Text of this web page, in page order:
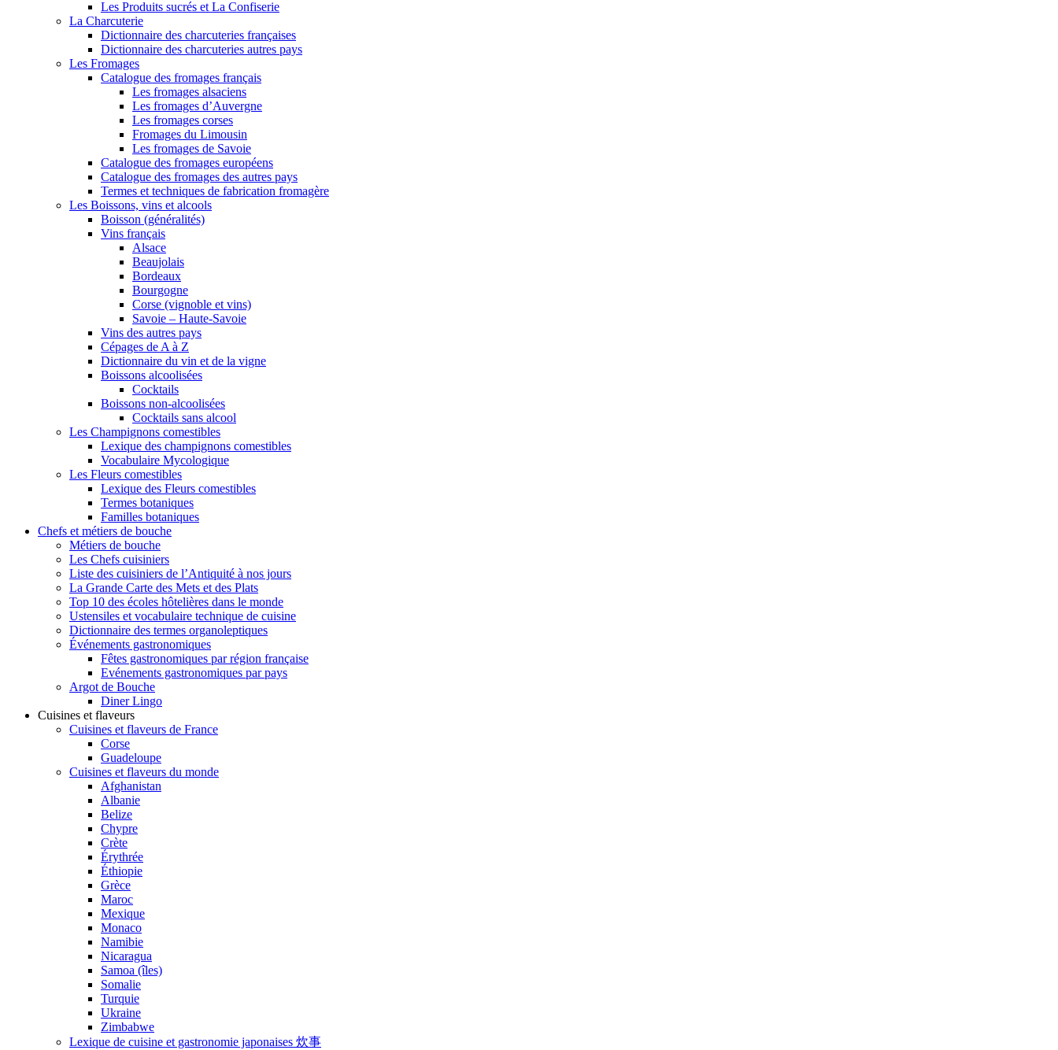
Les Produits sucrés et La Confiserie
La Charcuterie
Dictionnaire des charcuteries françaises
Dictionnaire des charcuteries autres pays
Les Fromages
Catalogue des fromages français
Les fromages alsaciens
Les fromages d’Auvergne
Les fromages corses
Fromages du Limousin
Les fromages de Savoie
Catalogue des fromages européens
Catalogue des fromages des autres pays
Termes et techniques de fabrication fromagère
Les Boissons, vins et alcools
Boisson (généralités)
Vins français
Alsace
Beaujolais
Bordeaux
Bourgogne
Corse (vignoble et vins)
Savoie – Haute-Savoie
Vins des autres pays
Cépages de A à Z
Dictionnaire du vin et de la vigne
Boissons alcoolisées
Cocktails
Boissons non-alcoolisées
Cocktails sans alcool
Les Champignons comestibles
Lexique des champignons comestibles
Vocabulaire Mycologique
Les Fleurs comestibles
Lexique des Fleurs comestibles
Termes botaniques
Familles botaniques
Chefs et métiers de bouche
Métiers de bouche
Les Chefs cuisiniers
Liste des cuisiniers de l’Antiquité à nos jours
La Grande Carte des Mets et des Plats
Top 10 des écoles hôtelières dans le monde
Ustensiles et vocabulaire technique de cuisine
Dictionnaire des termes organoleptiques
Événements gastronomiques
Fêtes gastronomiques par région française
Evénements gastronomiques par pays
Argot de Bouche
Diner Lingo
Cuisines et flaveurs
Cuisines et flaveurs de France
Corse
Guadeloupe
Cuisines et flaveurs du monde
Afghanistan
Albanie
Belize
Chypre
Crète
Érythrée
Éthiopie
Grèce
Maroc
Mexique
Monaco
Namibie
Nicaragua
Samoa (îles)
Somalie
Turquie
Ukraine
Zimbabwe
Lexique de cuisine et gastronomie japonaises 炊事